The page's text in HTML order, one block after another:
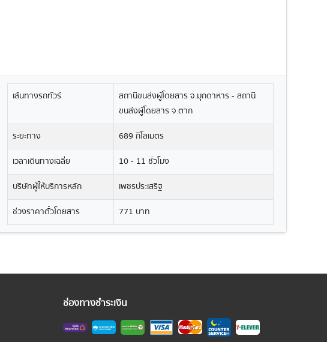
เส้นทางรถทัวร์
สถานีขนส่งผู้โดยสาร จ.มุกดาหาร - สถานี
ขนส่งผู้โดยสาร จ.ตาก
ระยะทาง
689 กิโลเมตร
เวลาเดินทางเฉลี่ย
10 - 11 ชั่วโมง
บริษัทผู้ให้บริการหลัก
เพชรประเสริฐ
ช่วงราคาตั๋วโดยสาร
771 บาท
ช่องทางชำระเงิน